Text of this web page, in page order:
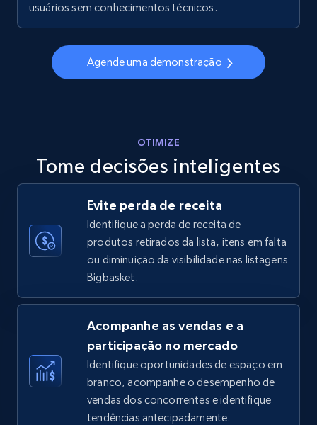
Walmart - products - Collects products by
specific keywords
URL, Final price, Sku, Currency, Gtin,
Specifications, Image urls, Top reviews, and
using sku numbers
URL, Final price, Sku, Currency, Gtin,
Specifications, Image urls, Top reviews, and
5.6K+ 875+ Comece agora
TikTok Shop
URL, Title, Available, Description, Currency, Initial
price, Final price, Discount percent, and more.
usuários sem conhecimentos técnicos.
Agende uma demonstração
OTIMIZE
Tome decisões inteligentes
Evite perda de receita
Identifique a perda de receita de
produtos retirados da lista, itens em falta
ou diminuição da visibilidade nas listagens
Bigbasket.
Acompanhe as vendas e a
participação no mercado
Identifique oportunidades de espaço em
branco, acompanhe o desempenho de
vendas dos concorrentes e identifique
tendências antecipadamente.